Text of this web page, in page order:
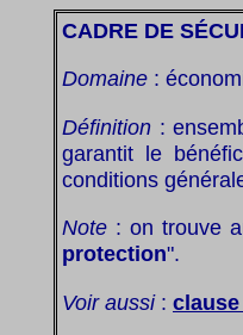
CADRE DE
Domaine :
Définition :
garantit le
conditions
Note : on trouve
protection".
Voir aussi: